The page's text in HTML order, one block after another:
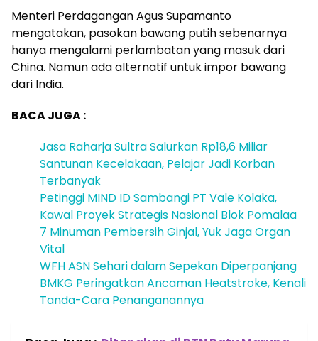
Menteri Perdagangan Agus Supamanto
mengatakan, pasokan bawang putih sebenarnya
hanya mengalami perlambatan yang masuk dari
China. Namun ada alternatif untuk impor bawang
dari India.
BACA JUGA :
Jasa Raharja Sultra Salurkan Rp18,6 Miliar
Santunan Kecelakaan, Pelajar Jadi Korban
Terbanyak
Petinggi MIND ID Sambangi PT Vale Kolaka,
Kawal Proyek Strategis Nasional Blok Pomalaa
7 Minuman Pembersih Ginjal, Yuk Jaga Organ
Vital
WFH ASN Sehari dalam Sepekan Diperpanjang
BMKG Peringatkan Ancaman Heatstroke, Kenali
Tanda-Cara Penanganannya